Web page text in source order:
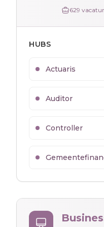
629
HUBS
Actuaris
Auditor
Controller